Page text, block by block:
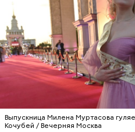
Выпускница Милена Муртасова
Кочубей / Вечерняя Москва